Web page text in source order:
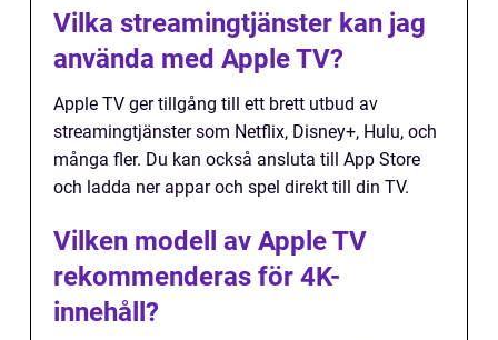
Vilka streamingtjänster kan jag
använda med Apple TV?
Apple TV ger tillgång till ett brett utbud av
streamingtjänster som Netflix, Disney+, Hulu, och
många fler. Du kan också ansluta till App Store
och ladda ner appar och spel direkt till din TV.
Vilken modell av Apple TV
rekommenderas för 4K-
innehåll?